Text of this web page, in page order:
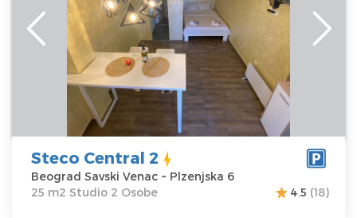
Savski Venac
Adresa:
Plzenjska
30 €
Kvadratura :
m2
Struktura :
Studio
Steco Central 2
Beograd Savski Venac ~ Plzenjska 6
25 m2 Studio 2 Osobe
4.5 (18)